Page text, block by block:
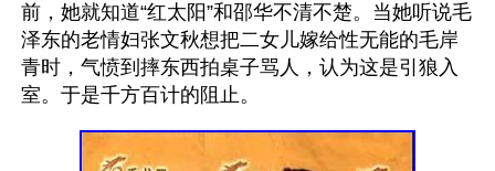
前，她就知道“红太阳”和邵华不清不楚。当她听说毛
泽东的老情妇张文秋想把二女儿嫁给性无能的毛岸
青时，气愤到摔东西拍桌子骂人，认为这是引狼入
室。于是千方百计的阻止。